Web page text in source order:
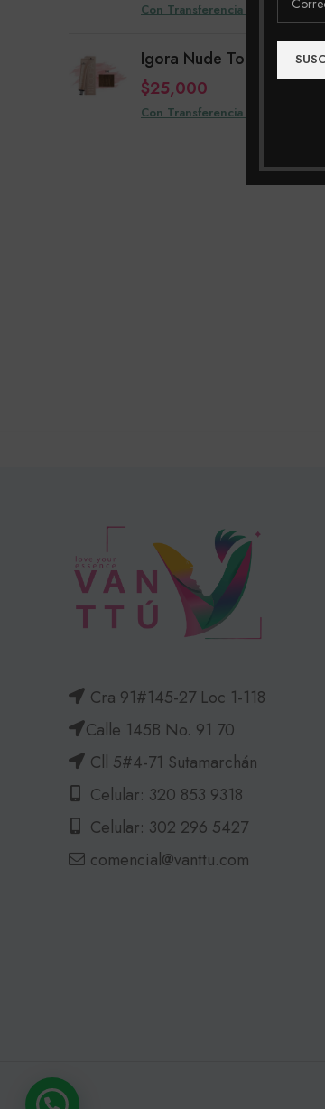
Con Transferencia $24,000
Igora Nude Tones 8-46
$25,000
Con Transferencia $24,000
Cra 91#145-27 Loc 1-118
Calle 145B No. 91 70
Cll 5#4-71 Sutamarchán
Celular: 320 853 9318
Celular: 302 296 5427
comencial@vanttu.com